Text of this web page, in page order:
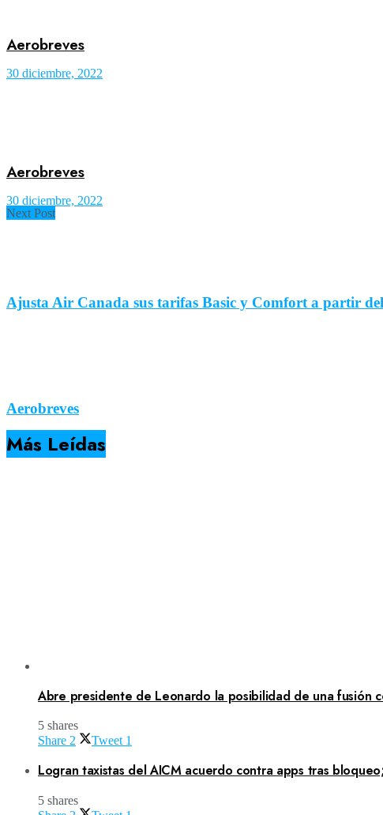
Aerobreves
30 diciembre, 2022
Aerobreves
30 diciembre, 2022
Next Post
Ajusta Air Canada sus tarifas Basic y Comfort a partir del
Aerobreves
Más Leídas
Abre presidente de Leonardo la posibilidad de una fusión
5 shares
Share 2 Tweet 1
Logran taxistas del AICM acuerdo contra apps tras
5 shares